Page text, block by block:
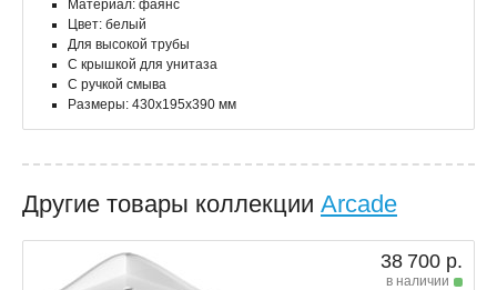
Материал: фаянс
Цвет: белый
Для высокой трубы
С крышкой для унитаза
С ручкой смыва
Размеры: 430x195x390 мм
Другие товары коллекции Arcade
38 700 р.
в наличии